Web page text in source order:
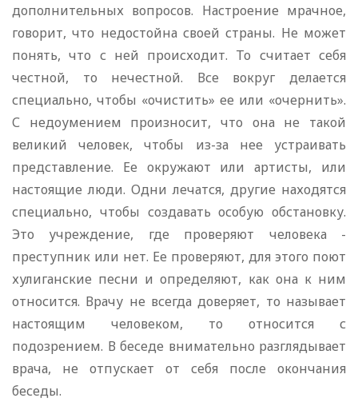
дополнительных вопросов. Настроение мрачное,
говорит, что недостойна своей страны. Не может
понять, что с ней происходит. То считает себя
честной, то нечестной. Все вокруг делается
специально, чтобы «очистить» ее или «очернить».
С недоумением произносит, что она не такой
великий человек, чтобы из-за нее устраивать
представление. Ее окружают или артисты, или
настоящие люди. Одни лечатся, другие находятся
специально, чтобы создавать особую обстановку.
Это учреждение, где проверяют человека -
преступник или нет. Ее проверяют, для этого поют
хулиганские песни и определяют, как она к ним
относится. Врачу не всегда доверяет, то называет
настоящим человеком, то относится с
подозрением. В беседе внимательно разглядывает
врача, не отпускает от себя после окончания
беседы.